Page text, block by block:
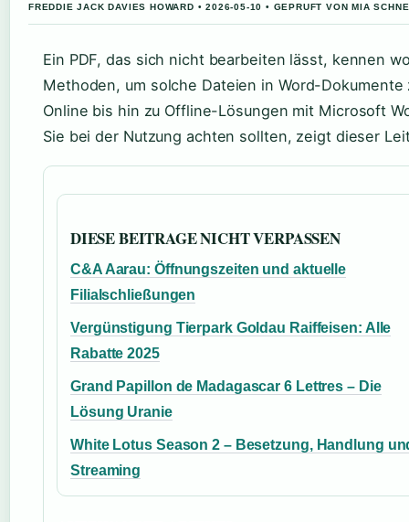
FREDDIE JACK DAVIES HOWARD • 2026-05-10 • GEPRUFT VON MIA
Ein PDF, das sich nicht bearbeiten lässt, kennen
Methoden, um solche Dateien in Word-
Online bis hin zu Offline-Lösungen mit Microsoft
Sie bei der Nutzung achten sollten, zeigt dieser
DIESE BEITRAGE NICHT VERPASSEN
C&A Aarau: Öffnungszeiten und aktuelle
Filialschließungen
Vergünstigung Tierpark Goldau Raiffeisen: Alle
Rabatte 2025
Grand Papillon de Madagascar 6 Lettres – Die
Lösung Uranie
White Lotus Season 2 – Besetzung, Handlung
Streaming